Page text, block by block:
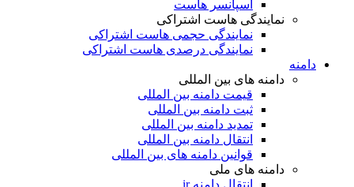
اسپانسر هاست
نمایندگی هاست اشتراکی
نمایندگی حجمی هاست اشتراکی
نمایندگی درصدی هاست اشتراکی
دامنه
دامنه های بین المللی
قیمت دامنه بین المللی
ثبت دامنه بین المللی
تمدید دامنه بین المللی
انتقال دامنه بین المللی
قوانین دامنه های بین المللی
دامنه های ملی
انتقال دامنه ir.